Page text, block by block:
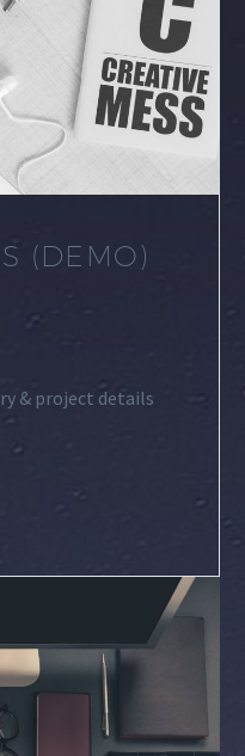
(DEMO)
& project details